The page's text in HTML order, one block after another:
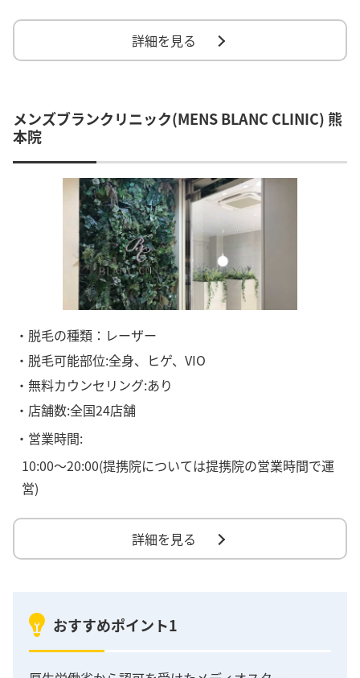
詳細を見る
メンズブランクリニック(MENS BLANC CLINIC) 熊
本院
・脱毛の種類：レーザー
・脱毛可能部位:全身、ヒゲ、VIO
・無料カウンセリング:あり
・店舗数:全国24店舗
・営業時間:
10:00～20:00(提携院については提携院の営業時間で運
営)
詳細を見る
おすすめポイント1